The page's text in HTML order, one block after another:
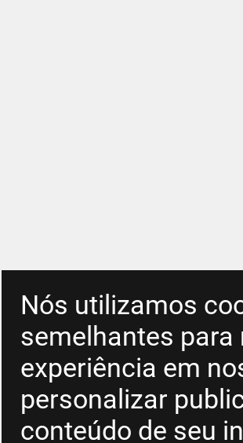
Nós utilizamos
semelhantes para
experiência em
personalizar
conteúdo de seu